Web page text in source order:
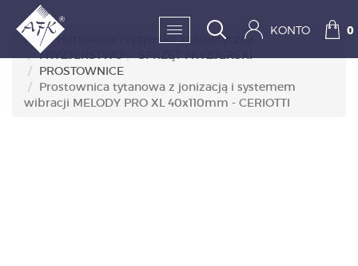
SKLEP:
KONTO 0
AFK - Hurtownia Fryzjersko kosmetyczna
FRYZJERSTWO
SPRZĘT FRYZJERSKI
PROSTOWNICE
Prostownica tytanowa z jonizacją i systemem
wibracji MELODY PRO XL 40x110mm - CERIOTTI